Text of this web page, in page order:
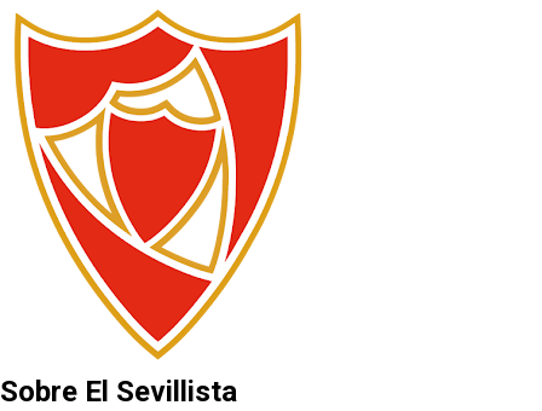
Sobre El Sevillista